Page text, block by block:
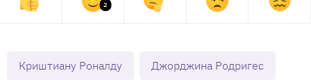
2
Криштиану Роналду Джорджина Родригес